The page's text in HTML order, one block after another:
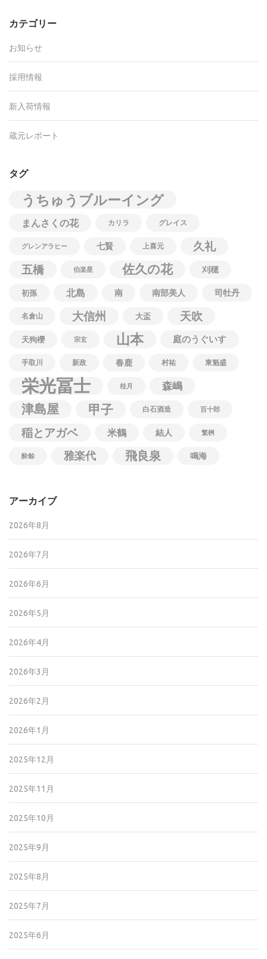
カテゴリー
お知らせ
採用情報
新入荷情報
蔵元レポート
タグ
うちゅうブルーイング
まんさくの花 カリラ グレイス
グレンアラヒー 七賢 上喜元
久礼
五橋
伯楽星 佐久の花 刈穂
初孫 北島 南 南部美人 司牡丹
名倉山 大信州 大盃 天吹
天狗櫻 宗玄 山本 庭のうぐいす
手取川 新政 春鹿 村祐 東魁盛
栄光冨士 桂月 森嶋
津島屋 甲子 白石酒造 百十郎
稲とアガベ 米鶴 結人 繁桝
酔鯨 雅楽代 飛良泉 鳴海
アーカイブ
2026年8月
2026年7月
2026年6月
2026年5月
2026年4月
2026年3月
2026年2月
2026年1月
2025年12月
2025年11月
2025年10月
2025年9月
2025年8月
2025年7月
2025年6月